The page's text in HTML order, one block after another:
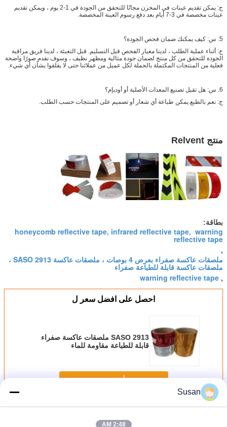
ج: يمكن تقديم عينات في المخزن مجانًا للتحقق من الجودة في 1-2 يوم ، ويمكن تقديم
عينات مخصصة في 3-7 أيام بعد دفع رسوم العينة المخصصة.
5. س: كيف يمكنك ضمان فحص الجودة؟
ج: أثناء عملية الطلب ، لدينا معيار الفحص قبل التسليم. قبل التعبئة ، لدينا فريق مراقبة
الجودة للتحقق من كل منتج لضمان جودة مثالية ومظهر نظيف ، وسوف نقدم صورًا واضحة
فعلية من المنتجات المكتملة بالجملة لكل عميل من عملائنا حتى لا يقلقوا بشأن أي شيء.
6. س: هل تقبل تصنيع المعدات الأصلية أو أوديإم؟
ج: نعم بالطبع.يمكن طباعة أي شعار أو تصميم على المنتجات حسب الطلب.
منتج Relvent
بطاقة:
honeycomb reflective tape, infrared reflective tape, warning
reflective tape
,
ملصقات عاكسة صفراء بعرض 4 بوصات ، ملصقات عاكسة SASO 2913 ،
ملصقات عاكسة قابلة للطباعة صفراء
,
warning reflective tape
احصل على افضل سعر ل
SASO 2913 ملصقات عاكسة صفراء
قابلة للطباعة مقاومة للماء
استمر
أكثرإبس 104 شريط عاكس
Susan
2:48 AM